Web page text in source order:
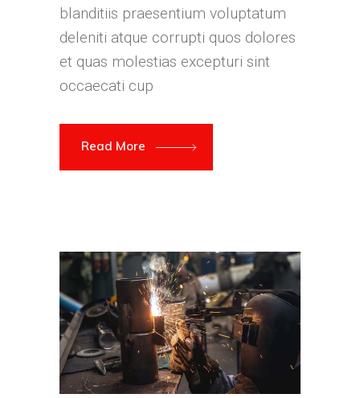
blanditiis praesentium voluptatum
deleniti atque corrupti quos dolores
et quas molestias excepturi sint
occaecati cup
Read More